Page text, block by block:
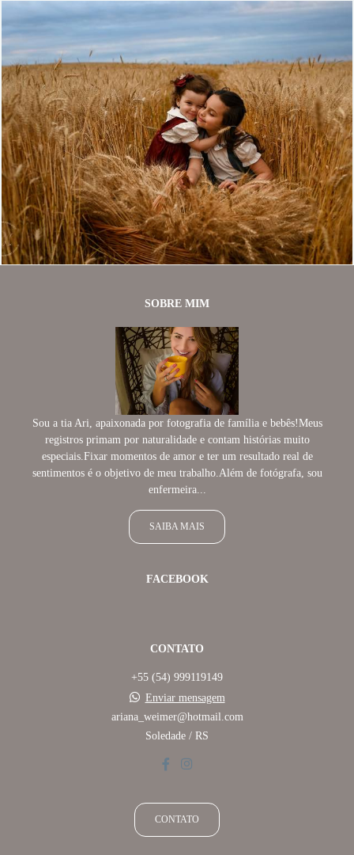
880 1
SOBRE MIM
Sou a tia Ari, apaixonada por fotografia de família e bebês!Meus
registros primam por naturalidade e contam histórias muito
especiais.Fixar momentos de amor e ter um resultado real de
sentimentos é o objetivo de meu trabalho.Além de fotógrafa, sou
enfermeira...
SAIBA MAIS
FACEBOOK
CONTATO
+55 (54) 999119149
Enviar mensagem
ariana_weimer@hotmail.com
Soledade / RS
CONTATO